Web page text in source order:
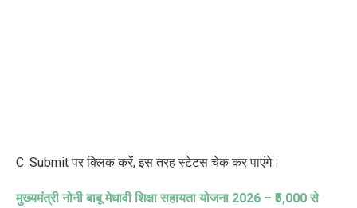
C. Submit पर क्लिककरें,इस तरह स्टेटस चेक कर पाएंगे।
मुख्यमंत्री नोनी बाबू मेधावी शिक्षा सहायता योजना 2026 – ₹5,000 से